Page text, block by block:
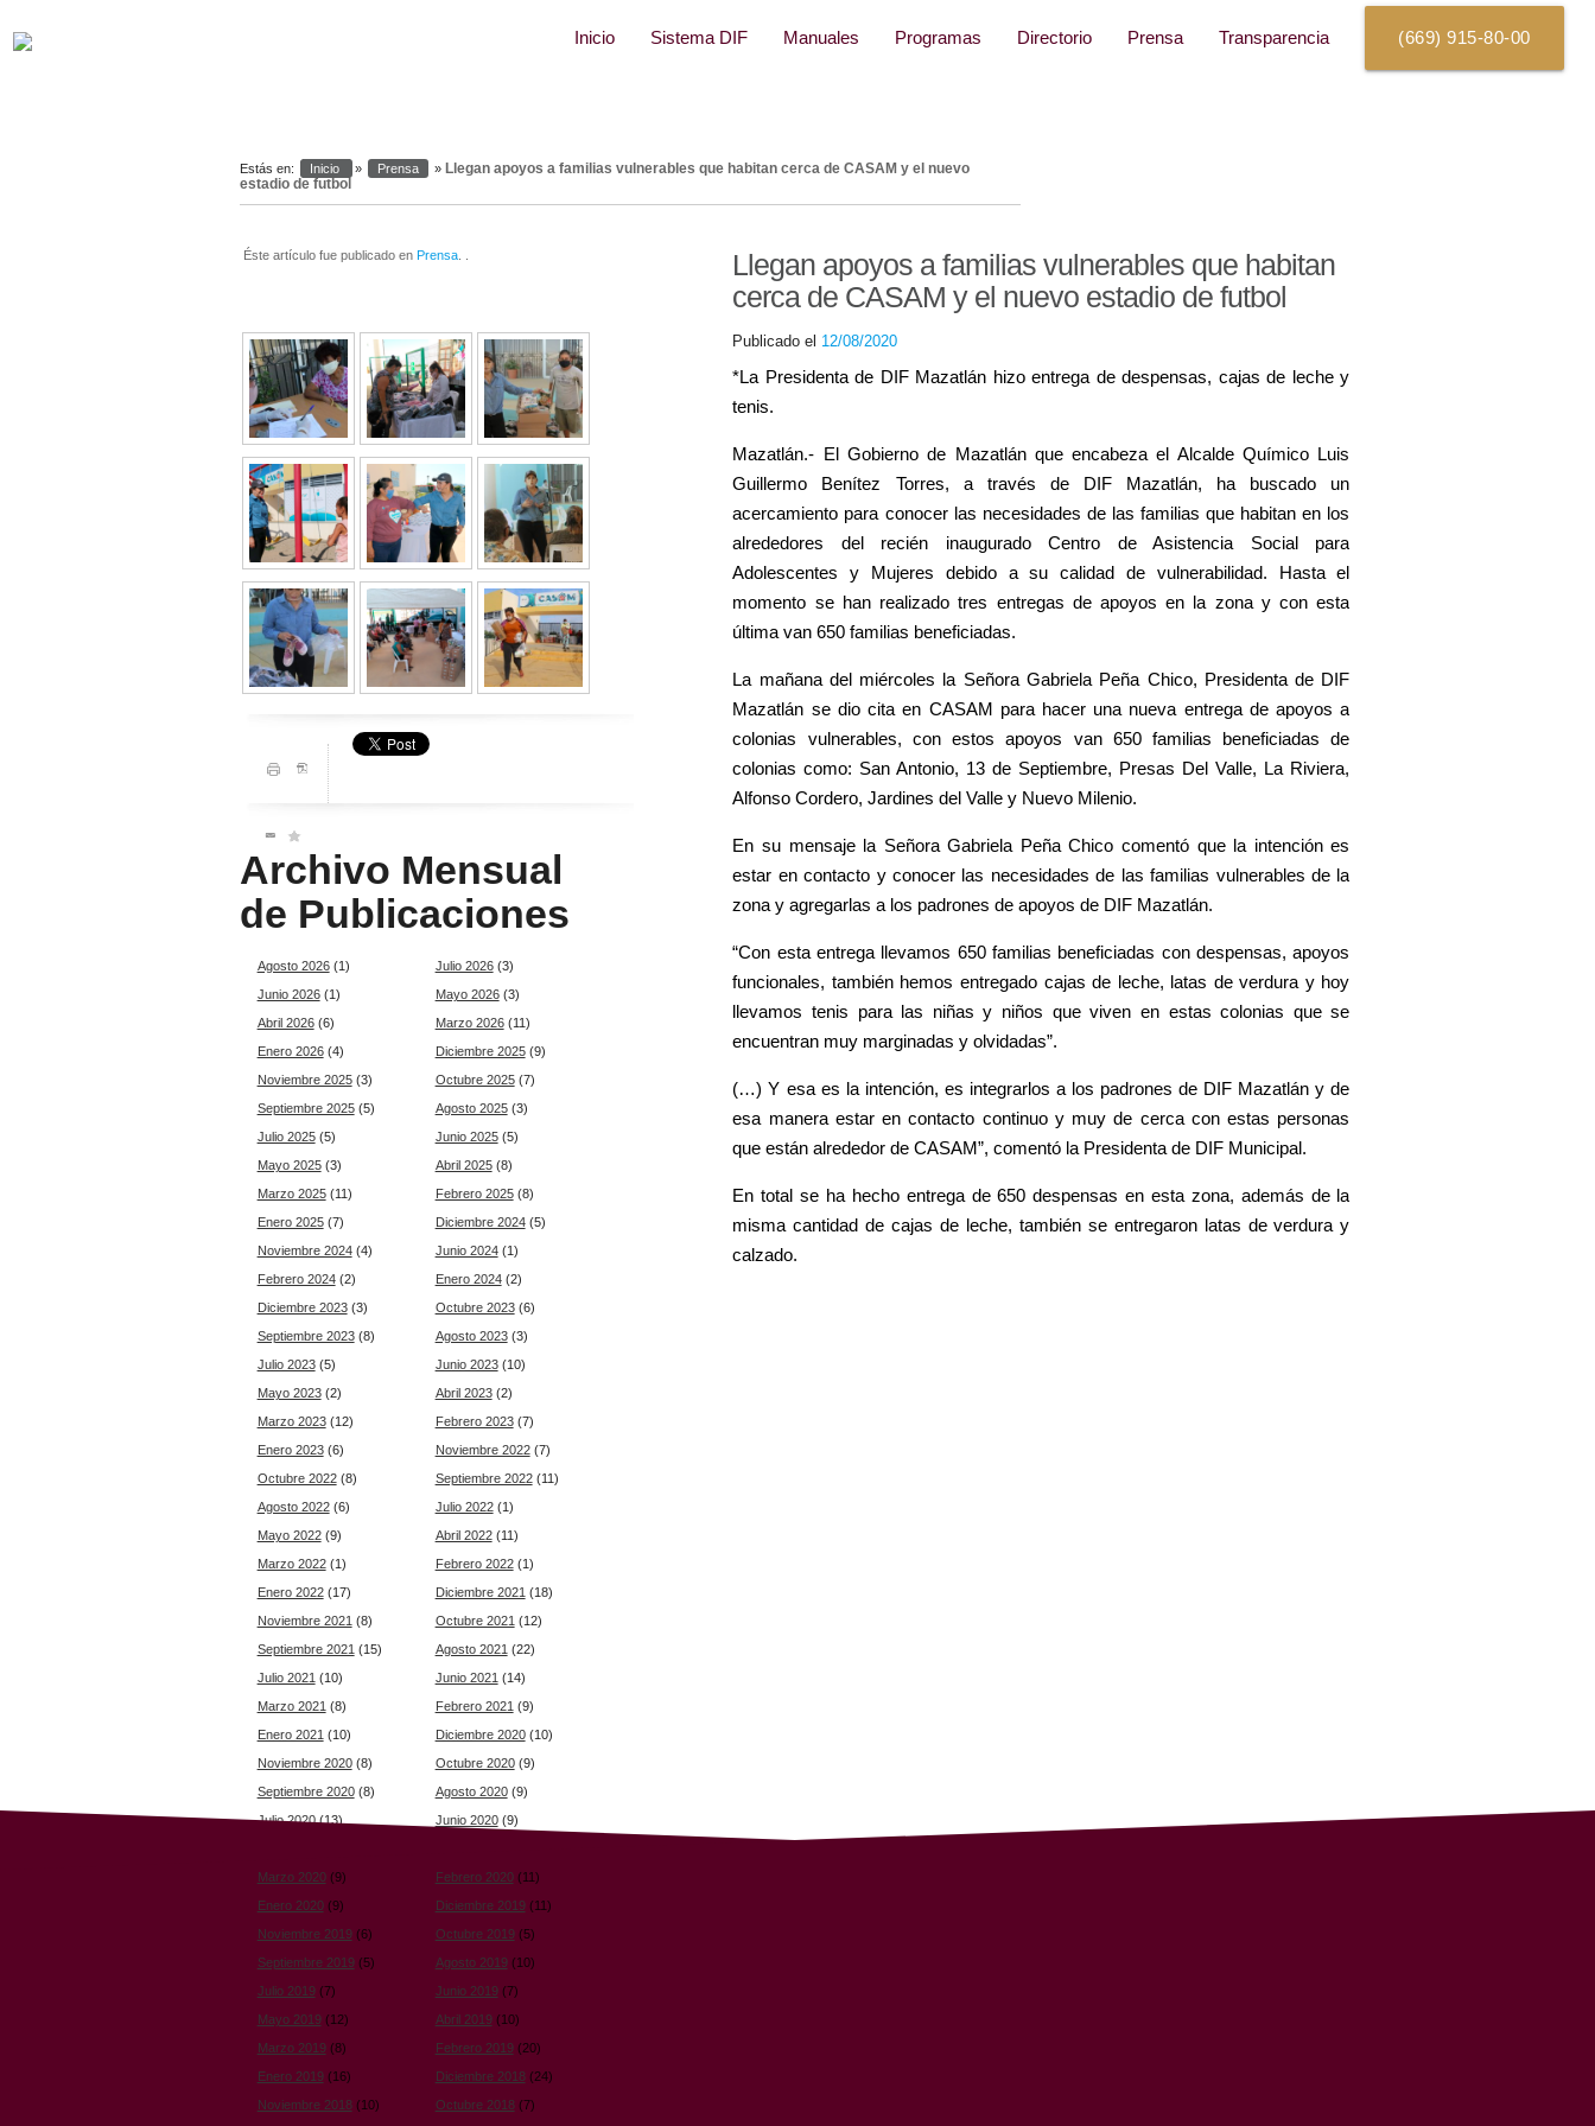
Warning /var/www_sites/difmazatlan/wp-config.phpon line
Inicio Sistema DIF Manuales Programas Directorio Prensa Transparencia (669) 915-80-00
Estás en: Inicio » Prensa » Llegan apoyos a familias vulnerables que habitan cerca de CASAM y el nuevo
estadio de futbol
Éste artículo fue publicado en Prensa. .
Archivo Mensual
de Publicaciones
Agosto 2026(1) Julio 2026(3)
Junio 2026(1) Mayo 2026(3)
Abril 2026(6) Marzo 2026(11)
Enero 2026(4) Diciembre 2025(9)
Noviembre 2025(3) Octubre 2025(7)
Septiembre 2025(5) Agosto 2025(3)
Julio 2025(5) Junio 2025(5)
Mayo 2025(3) Abril 2025(8)
Marzo 2025(11) Febrero 2025(8)
Enero 2025(7) Diciembre 2024(5)
Noviembre 2024(4) Junio 2024(1)
Febrero 2024(2) Enero 2024(2)
Diciembre 2023(3) Octubre 2023(6)
Septiembre 2023(8) Agosto 2023(3)
Julio 2023(5) Junio 2023(10)
Mayo 2023(2) Abril 2023(2)
Marzo 2023(12) Febrero 2023(7)
Enero 2023(6) Noviembre 2022(7)
Octubre 2022(8) Septiembre 2022(11)
Agosto 2022(6) Julio 2022(1)
Mayo 2022(9) Abril 2022(11)
Marzo 2022(1) Febrero 2022(1)
Enero 2022(17) Diciembre 2021(18)
Noviembre 2021(8) Octubre 2021(12)
Septiembre 2021(15) Agosto 2021(22)
Julio 2021(10) Junio 2021(14)
Marzo 2021(8) Febrero 2021(9)
Enero 2021(10) Diciembre 2020(10)
Noviembre 2020(8) Octubre 2020(9)
Septiembre 2020(8) Agosto 2020(9)
Julio 2020(13) Junio 2020(9)
Marzo 2020(9) Febrero 2020(11)
Enero 2020(9) Diciembre 2019(11)
Noviembre 2019(6) Octubre 2019(5)
Septiembre 2019(5) Agosto 2019(10)
Julio 2019(7) Junio 2019(7)
Mayo 2019(12) Abril 2019(10)
Marzo 2019(8) Febrero 2019(20)
Enero 2019(16) Diciembre 2018(24)
Noviembre 2018(10) Octubre 2018(7)
Llegan apoyos a familias vulnerables que habitan
cerca de CASAM y el nuevo estadio de futbol
Publicado el 12/08/2020
*La Presidenta de DIF Mazatlán hizo entrega de despensas, cajas de leche y
tenis.
Mazatlán.- El Gobierno de Mazatlán que encabeza el Alcalde Químico Luis
Guillermo Benítez Torres, a través de DIF Mazatlán, ha buscado un
acercamiento para conocer las necesidades de las familias que habitan en los
alrededores del recién inaugurado Centro de Asistencia Social para
Adolescentes y Mujeres debido a su calidad de vulnerabilidad. Hasta el
momento se han realizado tres entregas de apoyos en la zona y con esta
última van 650 familias beneficiadas.
La mañana del miércoles la Señora Gabriela Peña Chico, Presidenta de DIF
Mazatlán se dio cita en CASAM para hacer una nueva entrega de apoyos a
colonias vulnerables, con estos apoyos van 650 familias beneficiadas de
colonias como: San Antonio, 13 de Septiembre, Presas Del Valle, La Riviera,
Alfonso Cordero, Jardines del Valle y Nuevo Milenio.
En su mensaje la Señora Gabriela Peña Chico comentó que la intención es
estar en contacto y conocer las necesidades de las familias vulnerables de la
zona y agregarlas a los padrones de apoyos de DIF Mazatlán.
“Con esta entrega llevamos 650 familias beneficiadas con despensas, apoyos
funcionales, también hemos entregado cajas de leche, latas de verdura y hoy
llevamos tenis para las niñas y niños que viven en estas colonias que se
encuentran muy marginadas y olvidadas”.
(…) Y esa es la intención, es integrarlos a los padrones de DIF Mazatlán y de
esa manera estar en contacto continuo y muy de cerca con estas personas
que están alrededor de CASAM”, comentó la Presidenta de DIF Municipal.
En total se ha hecho entrega de 650 despensas en esta zona, además de la
misma cantidad de cajas de leche, también se entregaron latas de verdura y
calzado.